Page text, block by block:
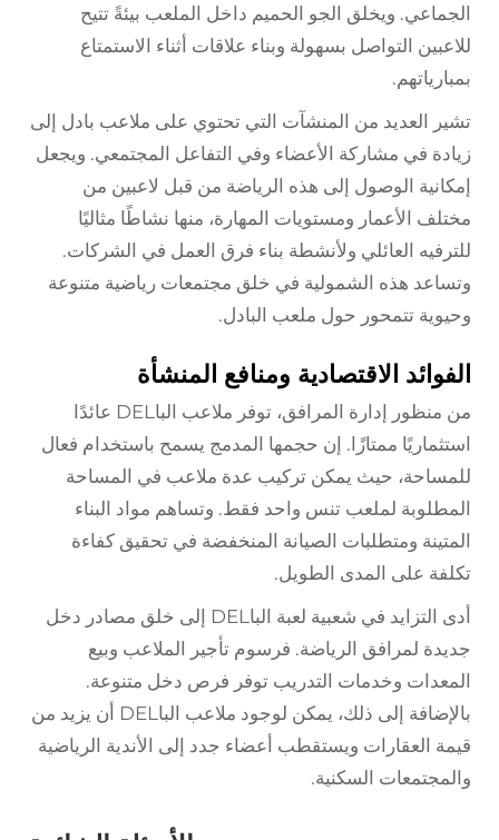
الجماعي. ويخلق الجو الحميم داخل الملعب بيئةً تتيح
للاعبين التواصل بسهولة وبناء علاقات أثناء الاستمتاع
بمبارياتهم.
تشير العديد من المنشآت التي تحتوي على ملاعب بادل إلى
زيادة في مشاركة الأعضاء وفي التفاعل المجتمعي. ويجعل
إمكانية الوصول إلى هذه الرياضة من قبل لاعبين من
مختلف الأعمار ومستويات المهارة، منها نشاطًا مثاليًا
للترفيه العائلي ولأنشطة بناء فرق العمل في الشركات.
وتساعد هذه الشمولية في خلق مجتمعات رياضية متنوعة
وحيوية تتمحور حول ملعب البادل.
الفوائد الاقتصادية ومنافع المنشأة
من منظور إدارة المرافق، توفر ملاعب الباDEL عائدًا
استثماريًا ممتازًا. إن حجمها المدمج يسمح باستخدام فعال
للمساحة، حيث يمكن تركيب عدة ملاعب في المساحة
المطلوبة لملعب تنس واحد فقط. وتساهم مواد البناء
المتينة ومتطلبات الصيانة المنخفضة في تحقيق كفاءة
تكلفة على المدى الطويل.
أدى التزايد في شعبية لعبة الباDEL إلى خلق مصادر دخل
جديدة لمرافق الرياضة. فرسوم تأجير الملاعب وبيع
المعدات وخدمات التدريب توفر فرص دخل متنوعة.
بالإضافة إلى ذلك، يمكن لوجود ملاعب الباDEL أن يزيد من
قيمة العقارات ويستقطب أعضاء جدد إلى الأندية الرياضية
والمجتمعات السكنية.